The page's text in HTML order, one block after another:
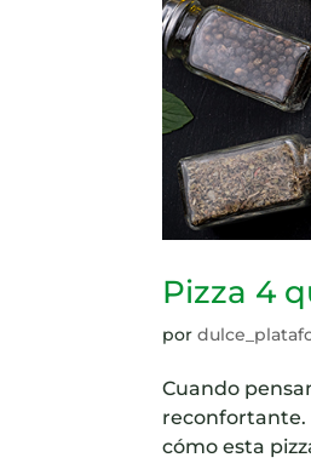
Pizza 4
por
Cuando
reconfortante.
cómo esta